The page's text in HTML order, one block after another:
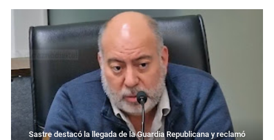
Sastre destacó la llegada de la Guardia Republicana y reclamó